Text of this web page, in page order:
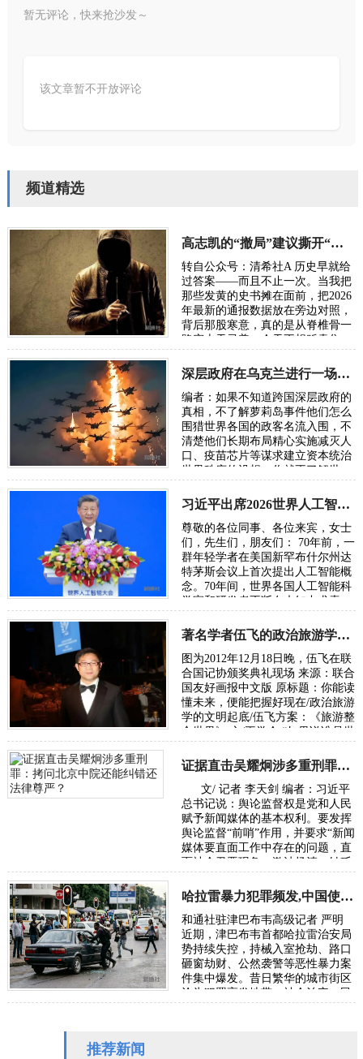
暂无评论，快来抢沙发～
该文章暂不开放评论
频道精选
高志凯的“撤局”建议撕开“以夷灭华”的百年剧本
转自公众号：清希社A 历史早就给
过答案——而且不止一次。当我把
那些发黄的史书摊在面前，把2026
年最新的通报数据放在旁边对照，
背后那股寒意，真的是从脊椎骨一
路窜上天灵盖。今天不想贩卖焦
算清楚。因为…
深层政府在乌克兰进行一场“地狱级大实验”，骗了全世界
编者：如果不知道跨国深层政府的
真相，不了解萝莉岛事件他们怎么
围猎世界各国的政客名流入围，不
清楚他们长期布局精心实施减灭人
口、疫苗芯片等谋求建立资本统治
世界秩序的设想，你就不了解世
眼联盟国家…
习近平出席2026世界人工智能大会呼吁携手构建公正合理的全球人工智能治理体系
尊敬的各位同事、各位来宾，女士
们，先生们，朋友们： 70年前，一
群年轻学者在美国新罕布什尔州达
特茅斯会议上首次提出人工智能概
念。70年间，世界各国人工智能科
学家和研发者不断在未知中求索、
年后，…
著名学者伍飞的政治旅游学方案：《旅游整合世界》
图为2012年12月18日晚，伍飞在联
合国记协颁奖典礼现场 来源：联合
国友好画报中文版 原标题：你能读
懂未来，便能把握好现在/政治旅游
学的文明起底/伍飞方案：《旅游整
合世界》 文/王学会 “如果说谁是世
人…
证据直击吴耀炯涉多重刑罪：拷问北京中院还能纠错还法律尊严？
文/ 记者 李天剑 编者：习近平
总书记说：舆论监督权是党和人民
赋予新闻媒体的基本权利。要发挥
舆论监督“前哨”作用，并要求“新闻
媒体要直面工作中存在的问题，直
面社会丑恶现象，激浊扬清、针砭
（应…
哈拉雷暴力犯罪频发,中国使馆发布安全防范通告
和通社驻津巴布韦高级记者 严明
近期，津巴布韦首都哈拉雷治安局
势持续失控，持械入室抢劫、路口
砸窗劫财、公然袭警等恶性暴力案
件集中爆发。昔日繁华的城市街区
沦为犯罪高发地带，社会治安、民
推荐新闻